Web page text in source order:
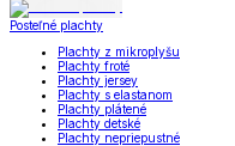
Posteľné plachty
Plachty z mikroplyšu
Plachty froté
Plachty jersey
Plachty s elastanom
Plachty plátené
Plachty detské
Plachty nepriepustné